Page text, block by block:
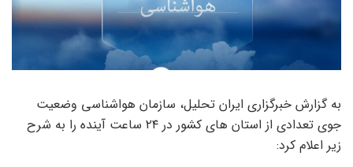
به گزارش خبرگزاری ایران تحلیل، سازمان هواشناسی وضعیت
جوی تعدادی از استان های کشور در ۲۴ ساعت آینده را به شرح
زیر اعلام کرد: